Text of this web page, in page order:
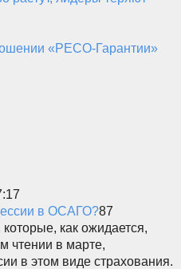
«РЕСО-Гарантии»
в ОСАГО?87
как ожидается,
чтении в марте,
в этом виде страхования.